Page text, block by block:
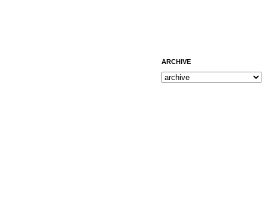
ARCHIVE